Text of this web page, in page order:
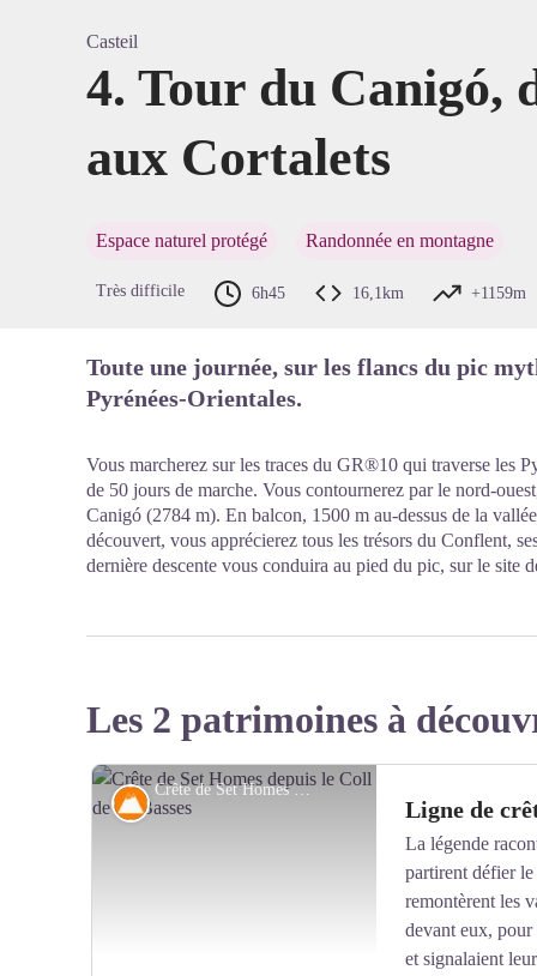
Casteil
4. Tour du Canigó,
aux Cortalets
Espace naturel protégé Randonnée en montagne
Très difficile 6h45 16,1km +1159m
Toute une journée, sur les flancs du pic
Pyrénées-Orientales.
Vous marcherez sur les traces du GR®10 qui traverse les
de 50 jours de marche. Vous contournerez par le nord-
Canigó (2784 m). En balcon, 1500 m au-dessus de la
découvert, vous apprécierez tous les trésors du Conflent,
dernière descente vous conduira au pied du pic, sur le site
Les 2 patrimoines à
Crête de Set Homes depuis le Coll de les Basses - © Bernard Frankel - CD66
Sommet Ligne de
La légende
partirent défier
remontèrent les
devant eux, pour
et signalaient